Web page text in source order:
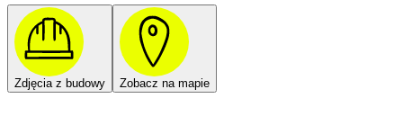
Zdjęcia z budowy Zobacz na mapie